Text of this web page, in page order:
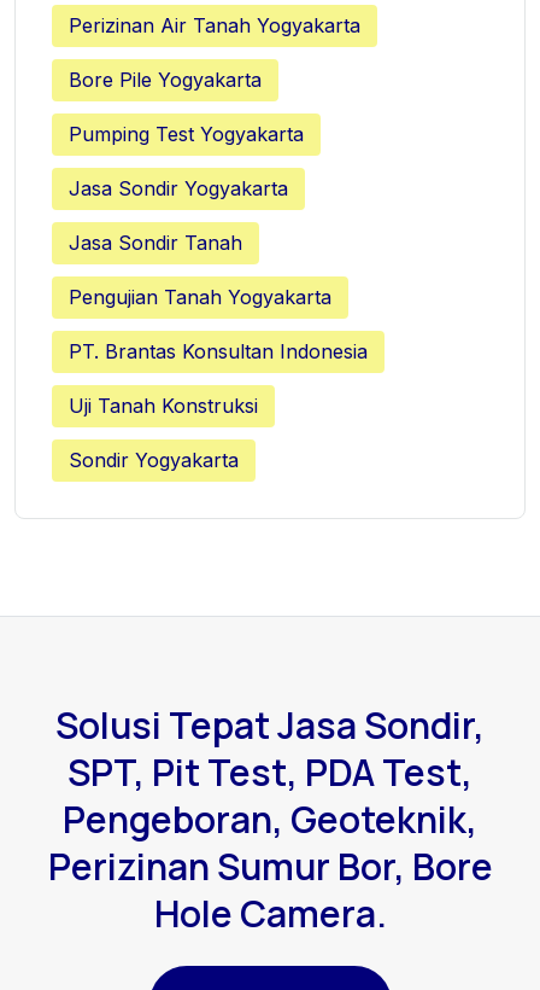
Perizinan Air Tanah Yogyakarta
Bore Pile Yogyakarta
Pumping Test Yogyakarta
Jasa Sondir Yogyakarta
Jasa Sondir Tanah
Pengujian Tanah Yogyakarta
PT. Brantas Konsultan Indonesia
Uji Tanah Konstruksi
Sondir Yogyakarta
Solusi Tepat Jasa Sondir,
SPT, Pit Test, PDA Test,
Pengeboran, Geoteknik,
Perizinan Sumur Bor, Bore
Hole Camera.